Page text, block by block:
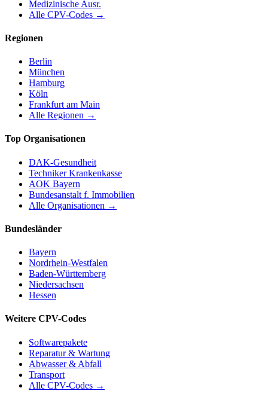
Medizinische Ausr.
Alle CPV-Codes →
Regionen
Berlin
München
Hamburg
Köln
Frankfurt am Main
Alle Regionen →
Top Organisationen
DAK-Gesundheit
Techniker Krankenkasse
AOK Bayern
Bundesanstalt f. Immobilien
Alle Organisationen →
Bundesländer
Bayern
Nordrhein-Westfalen
Baden-Württemberg
Niedersachsen
Hessen
Weitere CPV-Codes
Softwarepakete
Reparatur & Wartung
Abwasser & Abfall
Transport
Alle CPV-Codes →